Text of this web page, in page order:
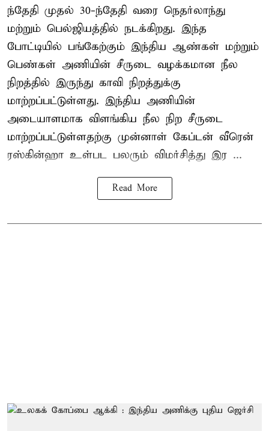
ந்தேதி முதல் 30-ந்தேதி வரை நெதர்லாந்து
மற்றும் பெல்ஜியத்தில் நடக்கிறது. இந்த
போட்டியில் பங்கேற்கும் இந்திய ஆண்கள் மற்றும்
பெண்கள் அணியின் சீருடை வழக்கமான நீல
நிறத்தில் இருந்து காவி நிறத்துக்கு
மாற்றப்பட்டுள்ளது. இந்திய அணியின்
அடையாளமாக விளங்கிய நீல நிற சீருடை
மாற்றப்பட்டுள்ளதற்கு முன்னாள் கேப்டன் வீரென்
ரஸ்கின்ஹா உள்பட பலரும் விமர்சித்து இர ...
Read More